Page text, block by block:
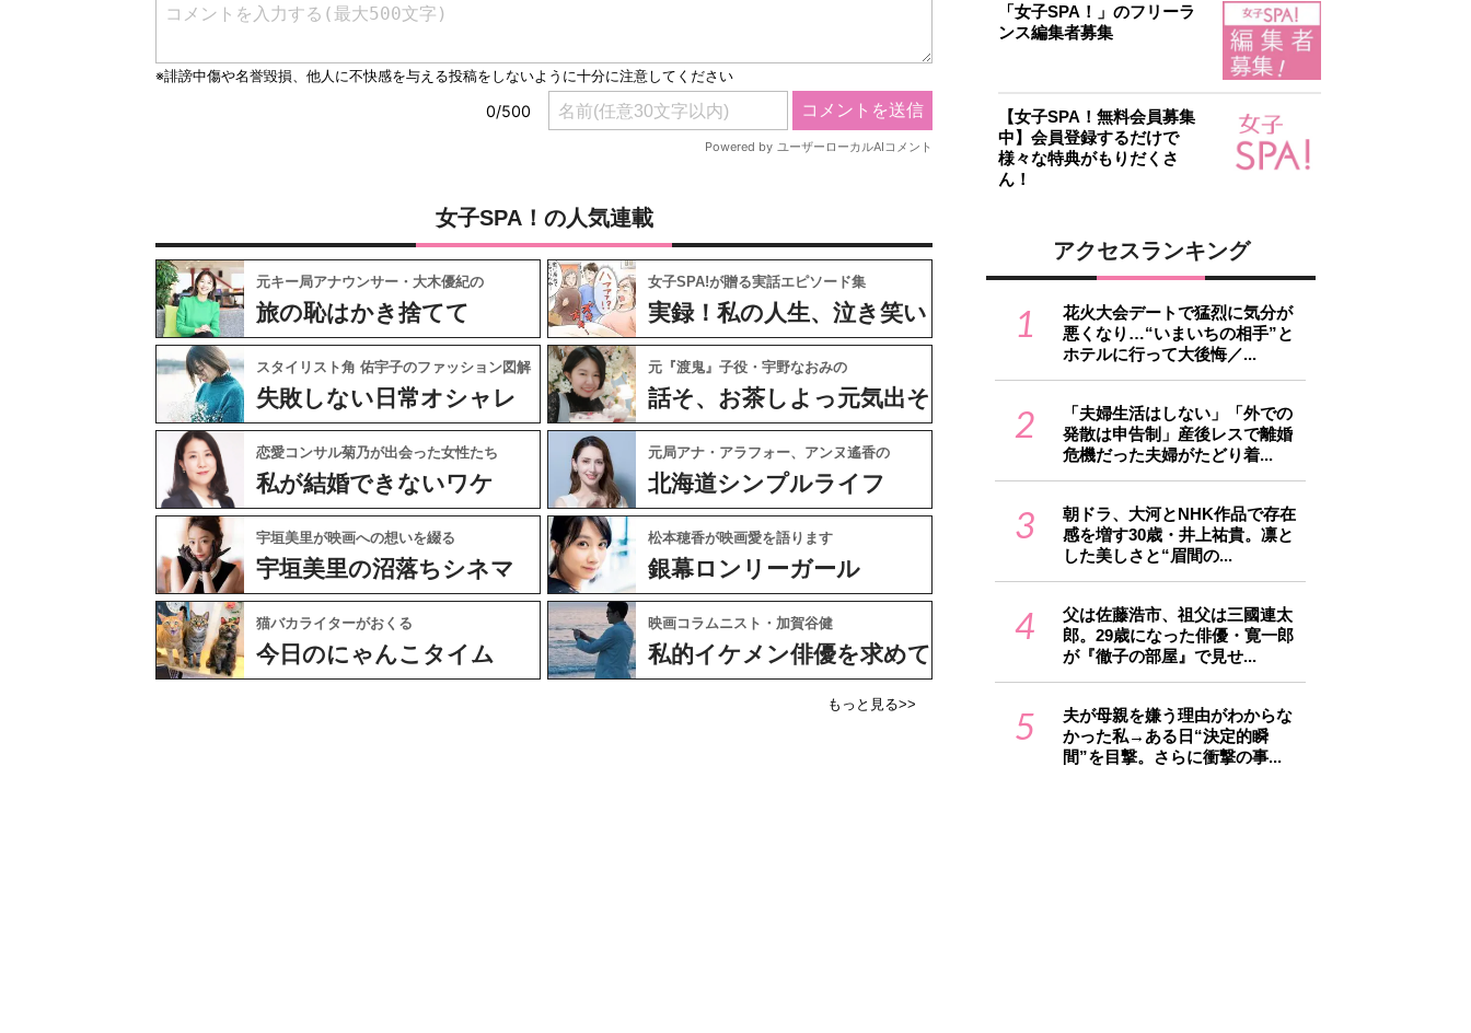
女子SPA！の人気連載
元キー局アナウンサー・大木優紀の
旅の恥はかき捨てて
女子SPA!が贈る実話エピソード集
実録！私の人生、泣き笑い
スタイリスト角 佑宇子のファッション図解
失敗しない日常オシャレ
元『渡鬼』子役・宇野なおみの
話そ、お茶しよっ元気出そ
恋愛コンサル菊乃が出会った女性たち
私が結婚できないワケ
元局アナ・アラフォー、アンヌ遙香の
北海道シンプルライフ
宇垣美里が映画への想いを綴る
宇垣美里の沼落ちシネマ
松本穂香が映画愛を語ります
銀幕ロンリーガール
猫バカライターがおくる
今日のにゃんこタイム
映画コラムニスト・加賀谷健
私的イケメン俳優を求めて
もっと見る>>
「女子SPA！」のフリーラ
ンス編集者募集
【女子SPA！無料会員募集
中】会員登録するだけで
様々な特典がもりだくさ
ん！
アクセスランキング
1
花火大会デートで猛烈に気分が
悪くなり…“いまいちの相手”と
ホテルに行って大後悔／...
2
「夫婦生活はしない」「外での
発散は申告制」産後レスで離婚
危機だった夫婦がたどり着...
3
朝ドラ、大河とNHK作品で存在
感を増す30歳・井上祐貴。凛と
した美しさと“眉間の...
4
父は佐藤浩市、祖父は三國連太
郎。29歳になった俳優・寛一郎
が『徹子の部屋』で見せ...
5
夫が母親を嫌う理由がわからな
かった私→ある日“決定的瞬
間”を目撃。さらに衝撃の事...